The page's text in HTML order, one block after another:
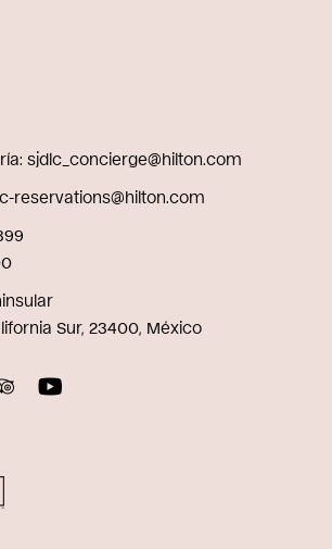
sjdlc_concierge@hilton.com
reservations@hilton.com
Sur, 23400, México